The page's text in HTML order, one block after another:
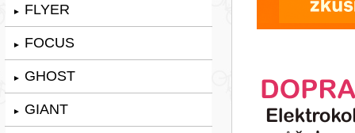
► FLYER
► FOCUS
► GHOST
► GIANT